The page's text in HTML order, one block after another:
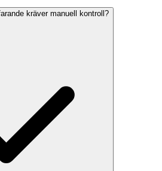
kräver manuell kontroll?